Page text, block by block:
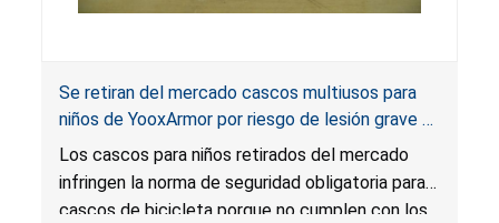
Se retiran del mercado cascos multiusos para
niños de YooxArmor por riesgo de lesión grave o
muerte por lesión en la cabeza; infringen la
norma obligatoria para cascos de bicicleta;
vendidos en Amazon por YooxArmor
Los cascos para niños retirados del mercado
infringen la norma de seguridad obligatoria para
cascos de bicicleta porque no cumplen con los